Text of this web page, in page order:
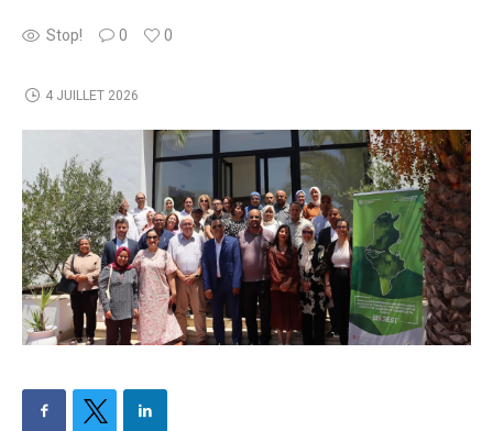
Stop! 0 0
4 JUILLET 2026